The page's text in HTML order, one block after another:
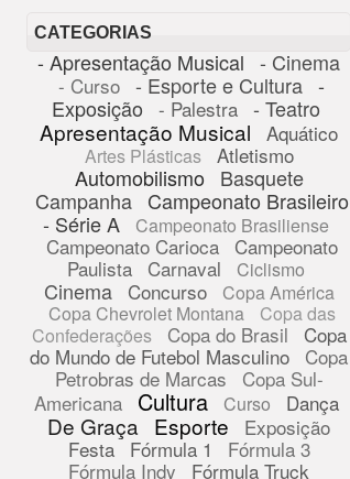
CATEGORIAS
- Apresentação Musical - Cinema
- Curso - Esporte e Cultura -
Exposição - Palestra - Teatro
Apresentação Musical Aquático
Artes Plásticas Atletismo
Automobilismo
Basquete
Campanha Campeonato Brasileiro
- Série A
Campeonato Brasiliense
Campeonato Carioca
Campeonato
Paulista Carnaval Ciclismo
Cinema Concurso
Copa América
Copa Chevrolet Montana
Copa das
Confederações
Copa do Brasil Copa
do Mundo de Futebol Masculino Copa
Petrobras de Marcas
Copa Sul-
Americana
Cultura Curso Dança
De Graça Esporte
Exposição
Festa
Fórmula 1
Fórmula 3
Fórmula Indy
Fórmula Truck